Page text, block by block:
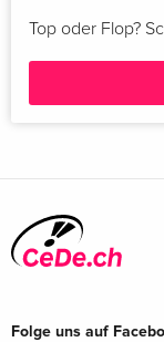
Top oder Flop?
Folge uns auf